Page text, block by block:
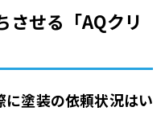
させる「AQクリ
塗装の依頼状況はい